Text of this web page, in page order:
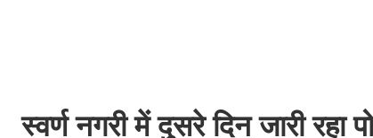
स्वर्ण नगरी में दुसरे दिन जारी रहा